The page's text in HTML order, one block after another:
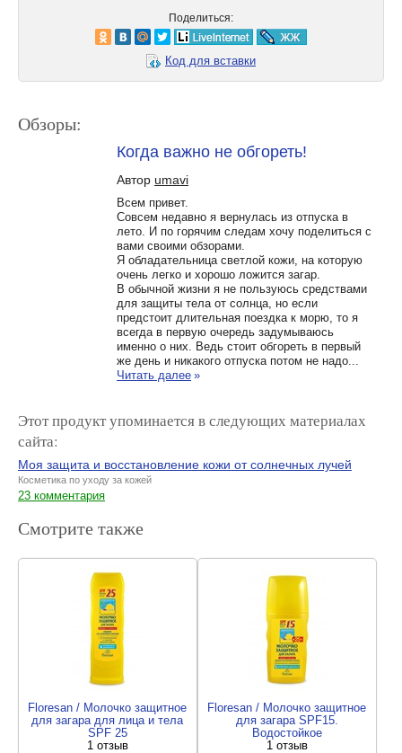
Поделиться:
Код для вставки
Обзоры:
Когда важно не обгореть!
Автор umavi
Всем привет.
Совсем недавно я вернулась из отпуска в
лето. И по горячим следам хочу поделиться с
вами своими обзорами.
Я обладательница светлой кожи, на которую
очень легко и хорошо ложится загар.
В обычной жизни я не пользуюсь средствами
для защиты тела от солнца, но если
предстоит длительная поездка к морю, то я
всегда в первую очередь задумываюсь
именно о них. Ведь стоит обгореть в первый
же день и никакого отпуска потом не надо...
Читать далее »
Этот продукт упоминается в следующих материалах
сайта:
Моя защита и восстановление кожи от солнечных лучей
Косметика по уходу за кожей
23 комментария
Смотрите также
Floresan / Молочко защитное
для загара для лица и тела
SPF 25
1 отзыв
Floresan / Молочко защитное
для загара SPF15.
Водостойкое
1 отзыв